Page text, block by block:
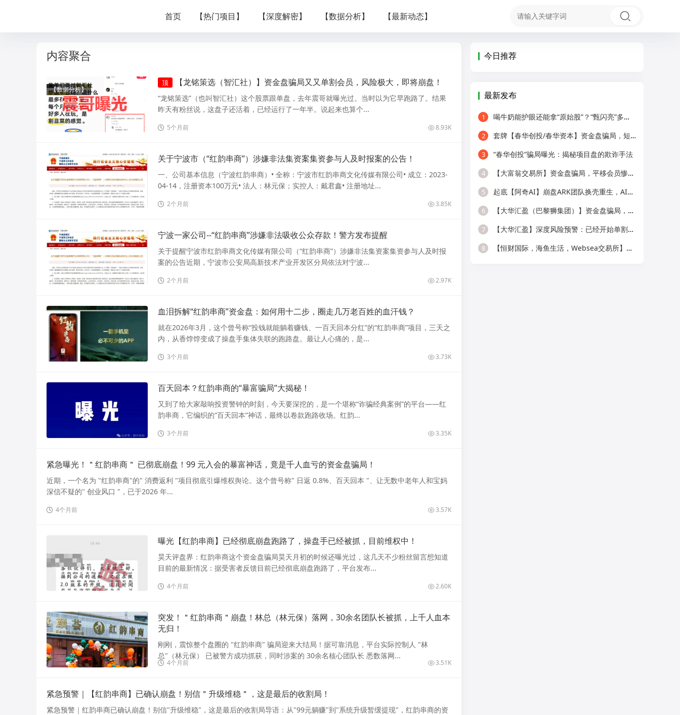
首页 【热门项目】 【深度解密】 【数据分析】 【最新动态】
内容聚合
【数据分析】
顶 【龙铭策选（智汇社）】资金盘骗局又又单割会员，风险极大，即将崩盘！
“龙铭策选”（也叫智汇社）这个股票跟单盘，去年震哥就曝光过。当时以为它早跑路了。结果
昨天有粉丝说，这盘子还活着，已经运行了一年半。说起来也算个...
5个月前 8.93K
关于宁波市（“红韵串商”）涉嫌非法集资案集资参与人及时报案的公告！
一、公司基本信息（宁波红韵串商）• 全称：宁波市红韵串商文化传媒有限公司• 成立：2023-
04-14，注册资本100万元• 法人：林元保；实控人：戴君鑫• 注册地址...
2个月前 3.85K
宁波一家公司--“红韵串商”涉嫌非法吸收公众存款！警方发布提醒
关于提醒宁波市红韵串商文化传媒有限公司（“红韵串商”）涉嫌非法集资案集资参与人及时报
案的公告近期，宁波市公安局高新技术产业开发区分局依法对宁波...
2个月前 2.97K
血泪拆解“红韵串商”资金盘：如何用十二步，圈走几万老百姓的血汗钱？
就在2026年3月，这个曾号称“投钱就能躺着赚钱、一百天回本分红”的“红韵串商”项目，三天之
内，从香饽饽变成了操盘手集体失联的跑路盘。最让人心痛的，是...
3个月前 3.73K
百天回本？红韵串商的“暴富骗局”大揭秘！
又到了给大家敲响投资警钟的时刻，今天要深挖的，是一个堪称“诈骗经典案例”的平台——红
韵串商，它编织的“百天回本”神话，最终以卷款跑路收场。红韵...
3个月前 3.35K
紧急曝光！＂红韵串商＂ 已彻底崩盘！99 元入会的暴富神话，竟是千人血亏的资金盘骗局！
近期，一个名为 "红韵串商"的" 消费返利 "项目彻底引爆维权舆论。这个曾号称" 日返 0.8%、百天回本 "、让无数中老年人和宝妈
深信不疑的" 创业风口 "，已于2026 年...
4个月前 3.57K
曝光【红韵串商】已经彻底崩盘跑路了，操盘手已经被抓，目前维权中！
昊天评盘界：红韵串商这个资金盘骗局昊天月初的时候还曝光过，这几天不少粉丝留言想知道
目前的最新情况：据受害者反馈目前已经彻底崩盘跑路了，平台发布...
4个月前 2.60K
突发！＂红韵串商＂崩盘！林总（林元保）落网，30余名团队长被抓，上千人血本
无归！
刚刚，震惊整个盘圈的 "红韵串商" 骗局迎来大结局！据可靠消息，平台实际控制人 "林
总"（林元保） 已被警方成功抓获，同时涉案的 30余名核心团队长 悉数落网...
4个月前 3.51K
紧急预警｜【红韵串商】已确认崩盘！别信＂升级维稳＂，这是最后的收割局！
紧急预警｜红韵串商已确认崩盘！别信"升级维稳"，这是最后的收割局导语：从"99元躺赚"到"系统升级暂缓提现"，红韵串商的资
今日推荐
最新发布
1 喝牛奶能护眼还能拿“原始股”？“甄闪亮”多级代理被疑传销！
2 套牌【春华创投/春华资本】资金盘骗局，短期收割快杀盘，远离！
3 “春华创投”骗局曝光：揭秘项目盘的欺诈手法
4 【大富翁交易所】资金盘骗局，平移会员惨遭全割，提现直接封号！
5 起底【阿奇AI】崩盘ARK团队换壳重生，AI风口外衣，还是老牌分销套路！
6 【大华汇盈（巴黎狮集团）】资金盘骗局，冒用正规企业名称，大量单割会员，
7 【大华汇盈】深度风险预警：已经开始单割，会员抓紧提现！！！
8 【恒财国际，海鱼生活，Websea交易所】这3个项目随时崩盘跑路，赶快远离！